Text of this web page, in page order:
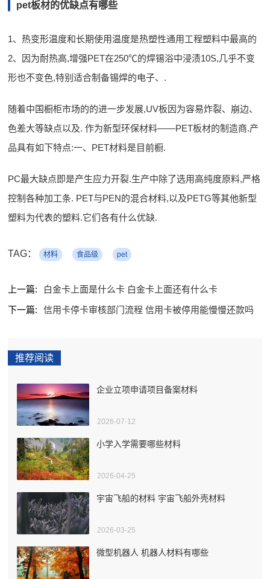
pet板材的优缺点有哪些
1、热变形温度和长期使用温度是热塑性通用工程塑料中最高的
2、因为耐热高,增强PET在250℃的焊锡浴中浸渍10S,几乎不变
形也不变色,特别适合制备锡焊的电子、.
随着中国橱柜市场的的进一步发展,UV板因为容易炸裂、崩边、
色差大等缺点以及. 作为新型环保材料——PET板材的制造商.产
品具有如下特点:一、PET材料是目前橱.
PC最大缺点即是产生应力开裂.生产中除了选用高纯度原料,严格
控制各种加工条. PET与PEN的混合材料,以及PETG等其他新型
塑料为代表的塑料.它们各有什么优缺.
TAG： 材料 食品级 pet
上一篇:
白金卡上面是什么卡 白金卡上面还有什么卡
下一篇:
信用卡停卡审核部门流程 信用卡被停用能慢慢还款吗
推荐阅读
企业立项申请项目备案材料
2026-07-12
小学入学需要哪些材料
2026-04-25
宇宙飞船的材料 宇宙飞船外壳材料
2026-03-25
微型机器人 机器人材料有哪些